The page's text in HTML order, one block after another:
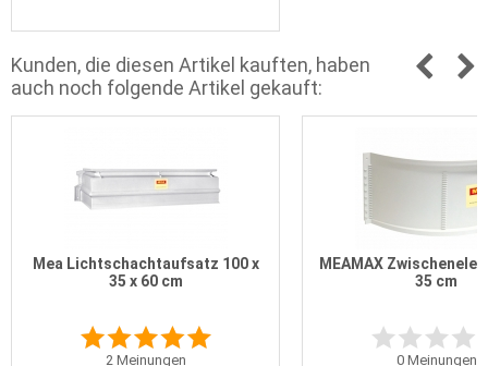
Kunden, die diesen Artikel kauften, haben
auch noch folgende Artikel gekauft:
Mea Lichtschachtaufsatz 100 x
35 x 60 cm
2Meinungen
MEAMAX
35 cm
0Meinungen